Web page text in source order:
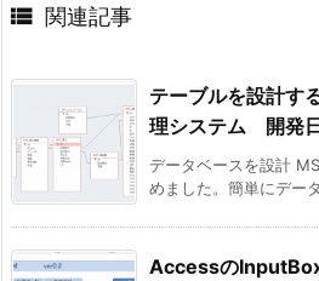
 関連記事
テーブルを設計す
理システム 開発
データベースを設計
めました。簡単にデー
Accessの